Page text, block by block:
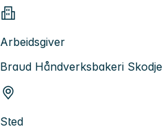
Arbeidsgiver
Braud Håndverksbakeri Skodje
Sted